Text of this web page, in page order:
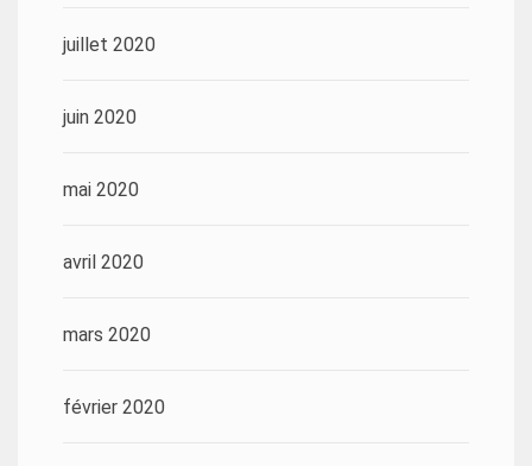
juillet 2020
juin 2020
mai 2020
avril 2020
mars 2020
février 2020